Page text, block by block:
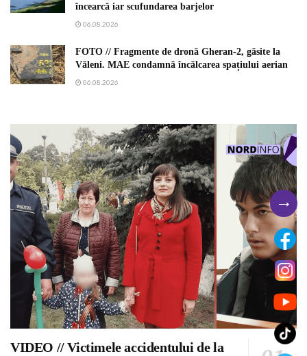
încearcă iar scufundarea barjelor
06.08.2026
FOTO // Fragmente de dronă Gheran-2, găsite la
Văleni. MAE condamnă încălcarea spațiului aerian
06.08.2026
VIDEO // Victimele accidentului de la
→